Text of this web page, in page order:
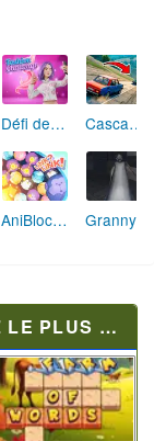
Défi de Mode: Star du Podium Cascades Folles 3D
AniBlocos: Connecte les Animaux Mignons!
JOUÉ